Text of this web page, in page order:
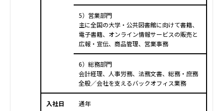
5）営業部門
主に全国の大学・公共図書館に向けて書籍、
電子書籍、オンライン情報サービスの販売と
広報・宣伝、商品管理、営業事務
6）総務部門
会計経理、人事労務、法務文書、総務・庶務
全般／会社を支えるバックオフィス業務
入社日 通年